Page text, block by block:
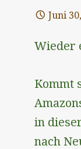
Juni
Wieder
Kommt
in
nach